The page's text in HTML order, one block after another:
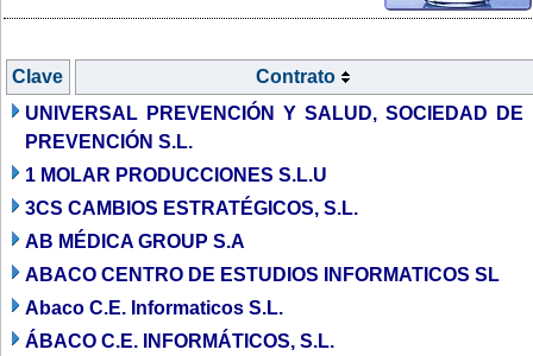
Clave
Contrato
UNIVERSAL PREVENCIÓN Y SALUD, SOCIEDAD DE
PREVENCIÓN S.L.
1 MOLAR PRODUCCIONES S.L.U
3CS CAMBIOS ESTRATÉGICOS, S.L.
AB MÉDICA GROUP S.A
ABACO CENTRO DE ESTUDIOS INFORMATICOS SL
Abaco C.E. Informaticos S.L.
ÁBACO C.E. INFORMÁTICOS, S.L.